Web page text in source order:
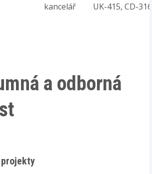
kancelář
UK-415, CD-316
a odborná